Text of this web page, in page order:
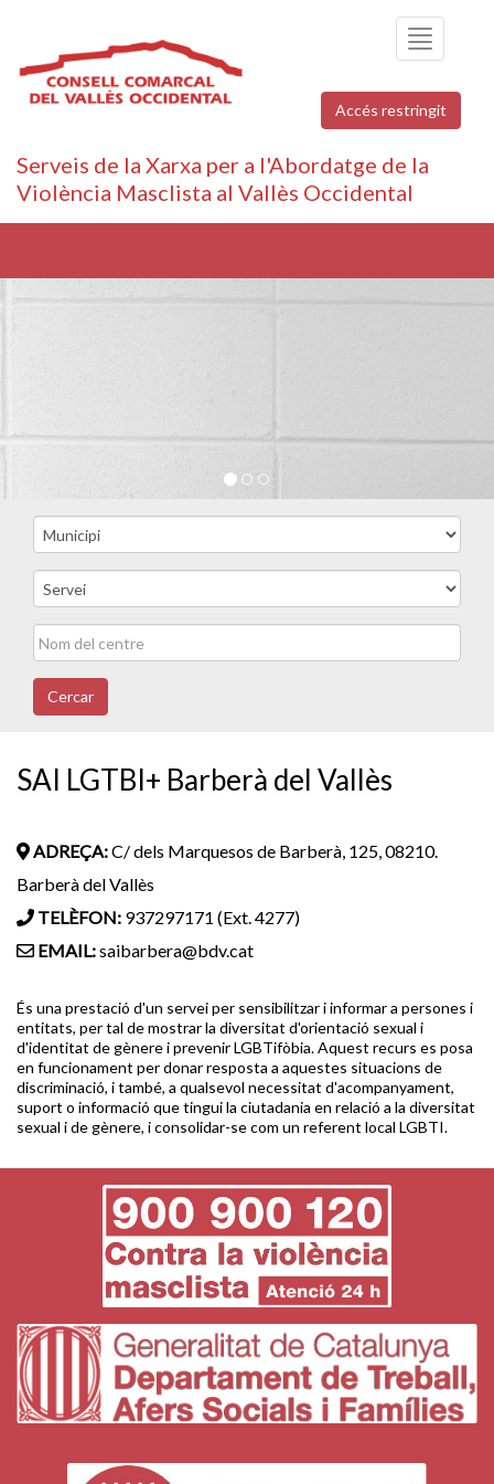
Toggle
navigation
Accés restringit
Serveis de la Xarxa per a l'Abordatge de la
Violència Masclista al Vallès Occidental
Cercar
SAI LGTBI+ Barberà del Vallès
ADREÇA:C/ dels Marquesos de Barberà, 125, 08210.
Barberà del Vallès
TELÈFON: 937297171 (Ext. 4277)
EMAIL:saibarbera@bdv.cat
És una prestació d'un servei per sensibilitzar i informar a persones i
entitats, per tal de mostrar la diversitat d'orientació sexual i
d'identitat de gènere i prevenir LGBTifòbia. Aquest recurs es posa
en funcionament per donar resposta a aquestes situacions de
discriminació, i també, a qualsevol necessitat d'acompanyament,
suport o informació que tingui la ciutadania en relació a la diversitat
sexual i de gènere, i consolidar-se com un referent local LGBTI.